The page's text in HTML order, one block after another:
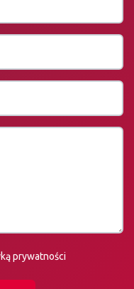
prywatności